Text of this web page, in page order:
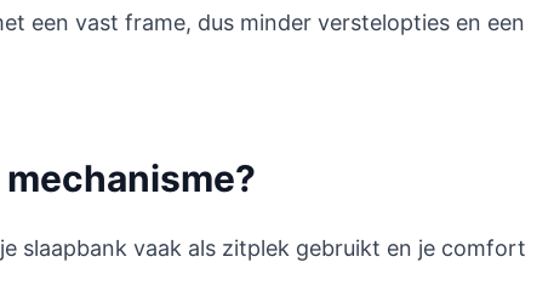
een vast frame, dus minder verstelopties en een
slaapbank vaak als zitplek gebruikt en je comfort